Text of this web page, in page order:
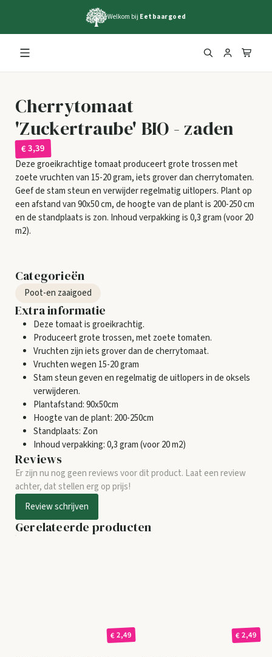
Welkom bij Eetbaargoed
Cherrytomaat
'Zuckertraube' BIO - zaden
€ 3,39
Deze groeikrachtige tomaat produceert grote trossen met
zoete vruchten van 15-20 gram, iets grover dan cherrytomaten.
Geef de stam steun en verwijder regelmatig uitlopers. Plant op
een afstand van 90x50 cm, de hoogte van de plant is 200-250 cm
en de standplaats is zon. Inhoud verpakking is 0,3 gram (voor 20
m2).
Categorieën
Poot-en zaaigoed
Extra informatie
Deze tomaat is groeikrachtig.
Produceert grote trossen, met zoete tomaten.
Vruchten zijn iets grover dan de cherrytomaat.
Vruchten wegen 15-20 gram
Stam steun geven en regelmatig de uitlopers in de oksels
verwijderen.
Plantafstand: 90x50cm
Hoogte van de plant: 200-250cm
Standplaats: Zon
Inhoud verpakking: 0,3 gram (voor 20 m2)
Reviews
Er zijn nu nog geen reviews voor dit product. Laat een review
achter, dat stellen erg op prijs!
Review schrijven
Gerelateerde producten
€ 2,49 € 2,49